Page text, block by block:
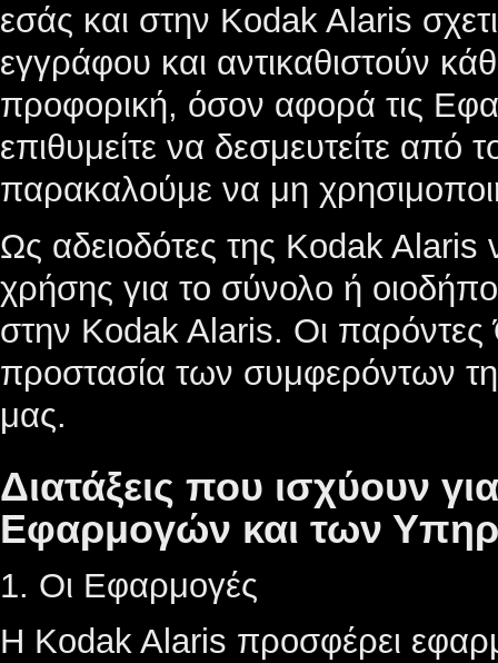
εσάς και στην Kodak Alaris
εγγράφου και αντικαθιστούν
προφορική, όσον αφορά τις
επιθυμείτε να δεσμευτείτε
παρακαλούμε να μη
Ως αδειοδότες της Kodak Alaris
χρήσης για το σύνολο ή
στην Kodak Alaris. Οι
προστασία των συμφερόντων
μας.
Διατάξεις που ισχύουν
Εφαρμογών και των
1. Οι Εφαρμογές
Η Kodak Alaris προσφέρει